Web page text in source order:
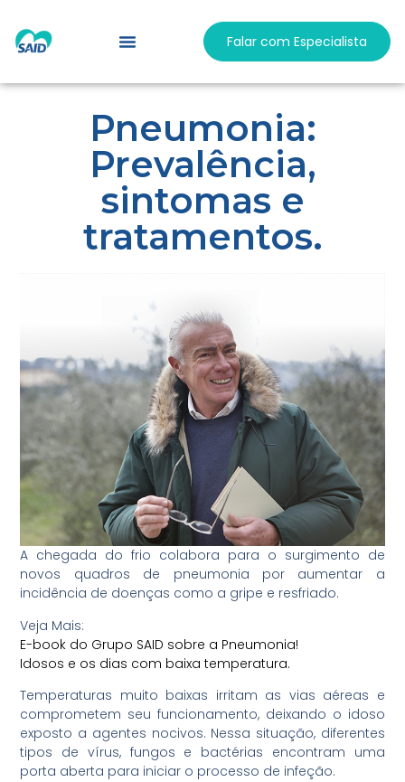
Falar com Especialista
Pneumonia:
Prevalência,
sintomas e
tratamentos.
A chegada do frio colabora para o surgimento de
novos quadros de pneumonia por aumentar a
incidência de doenças como a gripe e resfriado.
Veja Mais:
E-book do Grupo SAID sobre a Pneumonia!
Idosos e os dias com baixa temperatura.
Temperaturas muito baixas irritam as vias aéreas e
comprometem seu funcionamento, deixando o idoso
exposto a agentes nocivos. Nessa situação, diferentes
tipos de vírus, fungos e bactérias encontram uma
porta aberta para iniciar o processo de infeção.